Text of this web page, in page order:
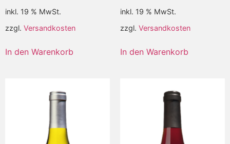
inkl. 19 % MwSt.
zzgl. Versandkosten
In den Warenkorb
inkl. 19 % MwSt.
zzgl. Versandkosten
In den Warenkorb